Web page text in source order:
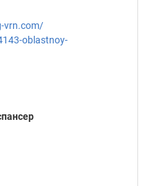
vrn.com/
oblastnoy-